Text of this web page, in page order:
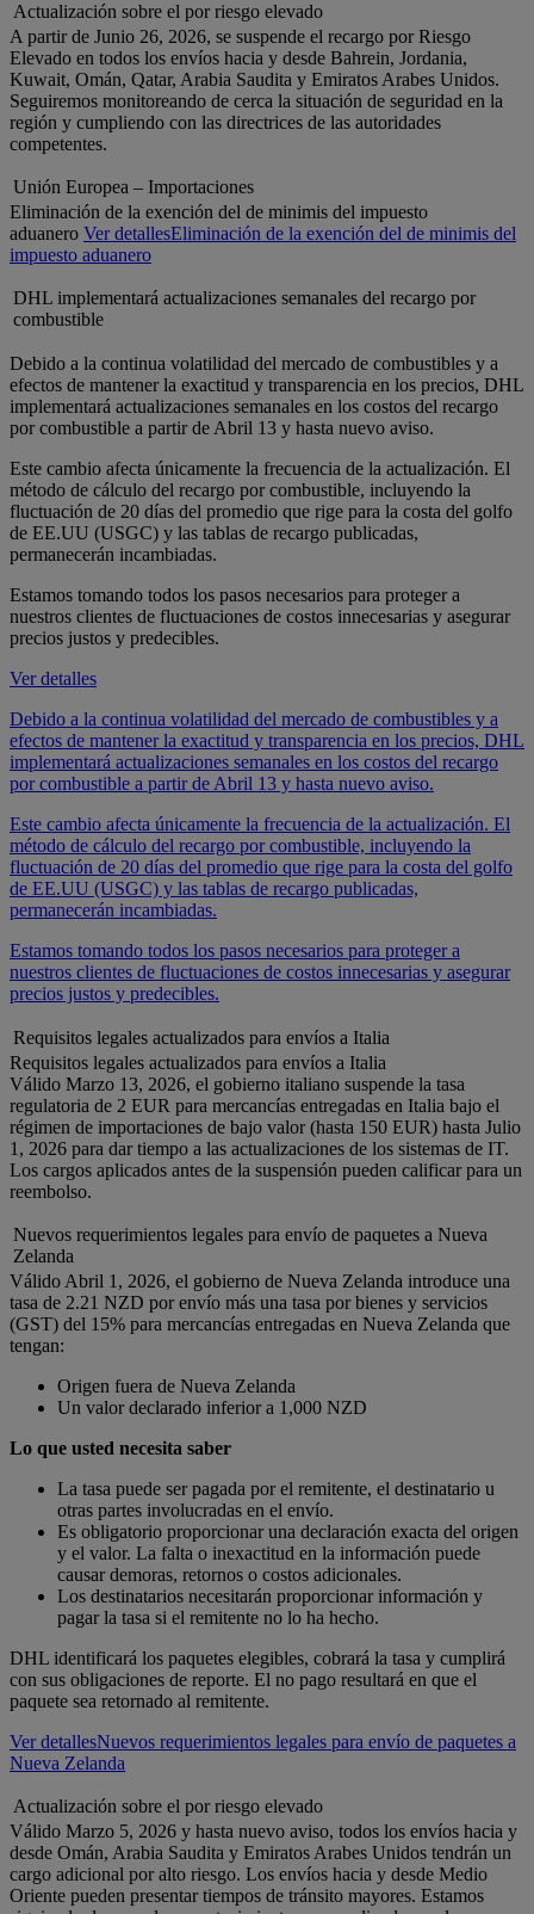
Actualización sobre el por riesgo elevado
A partir de Junio 26, 2026, se suspende el recargo por Riesgo
Elevado en todos los envíos hacia y desde Bahrein, Jordania,
Kuwait, Omán, Qatar, Arabia Saudita y Emiratos Arabes Unidos.
Seguiremos monitoreando de cerca la situación de seguridad en la
región y cumpliendo con las directrices de las autoridades
competentes.
Unión Europea – Importaciones
Eliminación de la exención del de minimis del impuesto
aduanero Ver detallesEliminación de la exención del de minimis del
impuesto aduanero
DHL implementará actualizaciones semanales del recargo por
combustible
Debido a la continua volatilidad del mercado de combustibles y a
efectos de mantener la exactitud y transparencia en los precios, DHL
implementará actualizaciones semanales en los costos del recargo
por combustible a partir de Abril 13 y hasta nuevo aviso.
Este cambio afecta únicamente la frecuencia de la actualización. El
método de cálculo del recargo por combustible, incluyendo la
fluctuación de 20 días del promedio que rige para la costa del golfo
de EE.UU (USGC) y las tablas de recargo publicadas,
permanecerán incambiadas.
Estamos tomando todos los pasos necesarios para proteger a
nuestros clientes de fluctuaciones de costos innecesarias y asegurar
precios justos y predecibles.
Ver detalles
Debido a la continua volatilidad del mercado de combustibles y a
efectos de mantener la exactitud y transparencia en los precios, DHL
implementará actualizaciones semanales en los costos del recargo
por combustible a partir de Abril 13 y hasta nuevo aviso.
Este cambio afecta únicamente la frecuencia de la actualización. El
método de cálculo del recargo por combustible, incluyendo la
fluctuación de 20 días del promedio que rige para la costa del golfo
de EE.UU (USGC) y las tablas de recargo publicadas,
permanecerán incambiadas.
Estamos tomando todos los pasos necesarios para proteger a
nuestros clientes de fluctuaciones de costos innecesarias y asegurar
precios justos y predecibles.
Requisitos legales actualizados para envíos a Italia
Requisitos legales actualizados para envíos a Italia
Válido Marzo 13, 2026, el gobierno italiano suspende la tasa
regulatoria de 2 EUR para mercancías entregadas en Italia bajo el
régimen de importaciones de bajo valor (hasta 150 EUR) hasta Julio
1, 2026 para dar tiempo a las actualizaciones de los sistemas de IT.
Los cargos aplicados antes de la suspensión pueden calificar para un
reembolso.
Nuevos requerimientos legales para envío de paquetes a Nueva
Zelanda
Válido Abril 1, 2026, el gobierno de Nueva Zelanda introduce una
tasa de 2.21 NZD por envío más una tasa por bienes y servicios
(GST) del 15% para mercancías entregadas en Nueva Zelanda que
tengan:
Origen fuera de Nueva Zelanda
Un valor declarado inferior a 1,000 NZD
Lo que usted necesita saber
La tasa puede ser pagada por el remitente, el destinatario u
otras partes involucradas en el envío.
Es obligatorio proporcionar una declaración exacta del origen
y el valor. La falta o inexactitud en la información puede
causar demoras, retornos o costos adicionales.
Los destinatarios necesitarán proporcionar información y
pagar la tasa si el remitente no lo ha hecho.
DHL identificará los paquetes elegibles, cobrará la tasa y cumplirá
con sus obligaciones de reporte. El no pago resultará en que el
paquete sea retornado al remitente.
Ver detallesNuevos requerimientos legales para envío de paquetes a
Nueva Zelanda
Actualización sobre el por riesgo elevado
Válido Marzo 5, 2026 y hasta nuevo aviso, todos los envíos hacia y
desde Omán, Arabia Saudita y Emiratos Arabes Unidos tendrán un
cargo adicional por alto riesgo. Los envíos hacia y desde Medio
Oriente pueden presentar tiempos de tránsito mayores. Estamos